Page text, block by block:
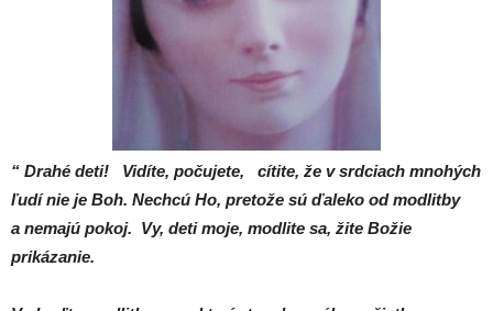
“ Drahé deti! Vidíte, počujete, cítite, že v srdciach mnohých
ľudí nie je Boh. Nechcú Ho, pretože sú ďaleko od modlitby
a nemajú pokoj. Vy, deti moje, modlite sa, žite Božie
prikázanie.